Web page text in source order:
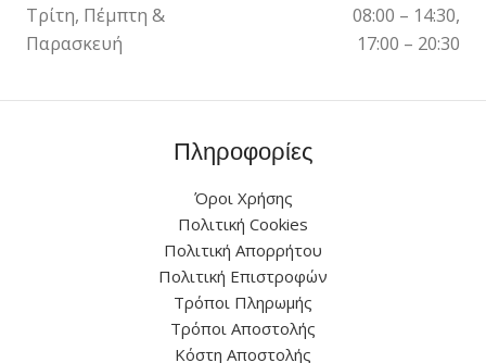
Τρίτη, Πέμπτη &
Παρασκευή
08:00 – 14:30,
17:00 – 20:30
Πληροφορίες
Όροι Χρήσης
Πολιτική Cookies
Πολιτική Απορρήτου
Πολιτική Επιστροφών
Τρόποι Πληρωμής
Τρόποι Αποστολής
Κόστη Αποστολής